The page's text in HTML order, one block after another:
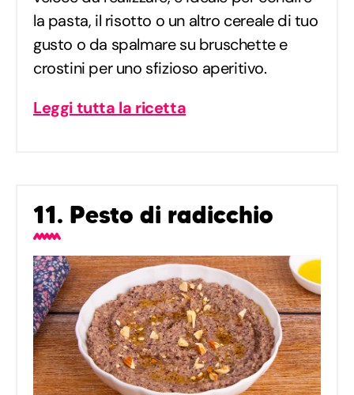
la pasta, il risotto o un altro cereale di tuo
gusto o da spalmare su bruschette e
crostini per uno sfizioso aperitivo.
Leggi tutta la ricetta
11. Pesto di radicchio